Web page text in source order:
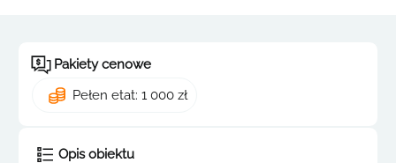
Pakiety cenowe
Pełen etat: 1 000 zł
Opis obiektu